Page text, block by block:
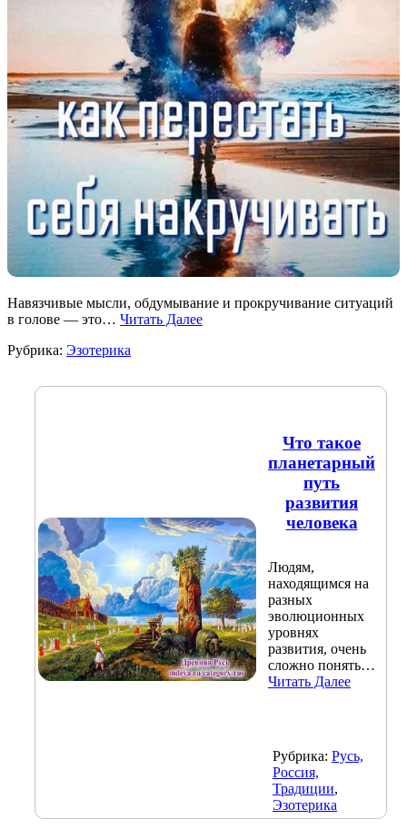
Навязчивые мысли, обдумывание и прокручивание ситуаций
в голове — это… Читать Далее
Рубрика: Эзотерика
Что такое
планетарный
путь
развития
человека
Людям,
находящимся на
разных
эволюционных
уровнях
развития, очень
сложно понять…
Читать Далее
Рубрика: Русь,
Россия,
Традиции,
Эзотерика